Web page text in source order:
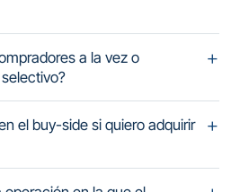
a la vez o
el buy-side si quiero adquirir